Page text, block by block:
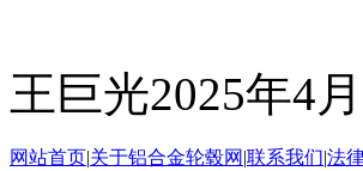
王巨光2025年4
网站首页|关于铝合金轮毂网 |联系我们|法